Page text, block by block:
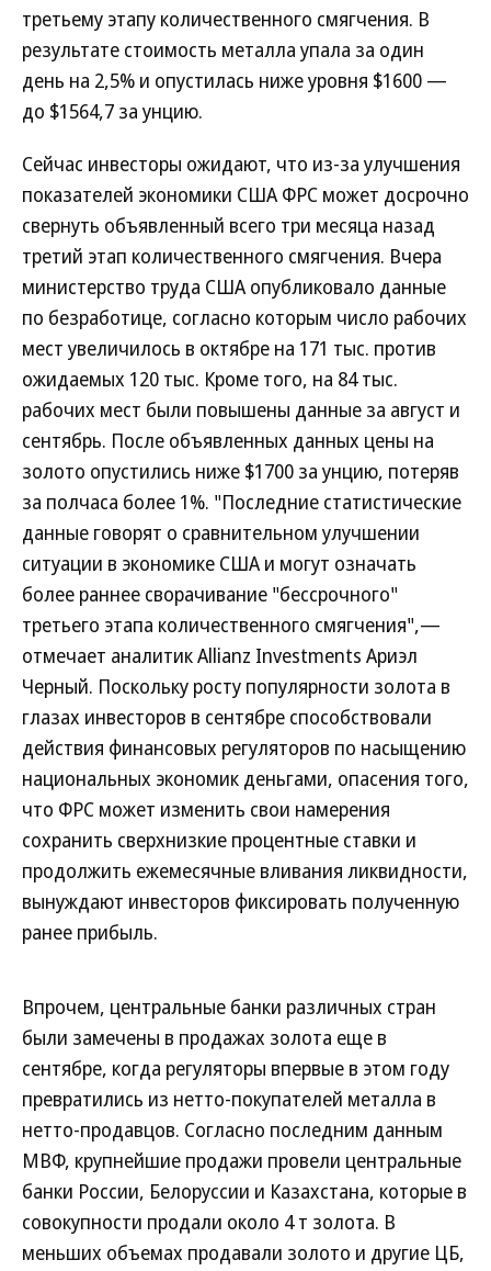
третьему этапу количественного смягчения. В
результате стоимость металла упала за один
день на 2,5% и опустилась ниже уровня $1600 —
до $1564,7 за унцию.
Сейчас инвесторы ожидают, что из-за улучшения
показателей экономики США ФРС может досрочно
свернуть объявленный всего три месяца назад
третий этап количественного смягчения. Вчера
министерство труда США опубликовало данные
по безработице, согласно которым число рабочих
мест увеличилось в октябре на 171 тыс. против
ожидаемых 120 тыс. Кроме того, на 84 тыс.
рабочих мест были повышены данные за август и
сентябрь. После объявленных данных цены на
золото опустились ниже $1700 за унцию, потеряв
за полчаса более 1%. "Последние статистические
данные говорят о сравнительном улучшении
ситуации в экономике США и могут означать
более раннее сворачивание "бессрочного"
третьего этапа количественного смягчения",—
отмечает аналитик Allianz Investments Ариэл
Черный. Поскольку росту популярности золота в
глазах инвесторов в сентябре способствовали
действия финансовых регуляторов по насыщению
национальных экономик деньгами, опасения того,
что ФРС может изменить свои намерения
сохранить сверхнизкие процентные ставки и
продолжить ежемесячные вливания ликвидности,
вынуждают инвесторов фиксировать полученную
ранее прибыль.
Впрочем, центральные банки различных стран
были замечены в продажах золота еще в
сентябре, когда регуляторы впервые в этом году
превратились из нетто-покупателей металла в
нетто-продавцов. Согласно последним данным
МВФ, крупнейшие продажи провели центральные
банки России, Белоруссии и Казахстана, которые в
совокупности продали около 4 т золота. В
меньших объемах продавали золото и другие ЦБ,